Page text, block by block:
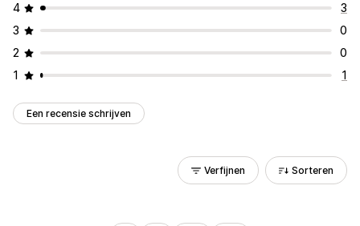
4
3
3
0
2
0
1
1
Een recensie schrijven
Verfijnen Sorteren